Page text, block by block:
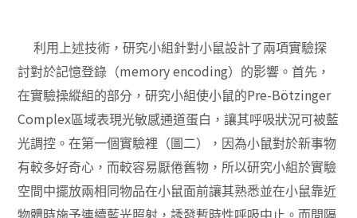
利用上述技術，研究小組針對小鼠設計了兩項實驗探
討對於記憶登錄（memory encoding）的影響。首先，
在實驗操縱組的部分，研究小組使小鼠的Pre-Bötzinger
Complex 區域表現光敏感通道蛋白，讓其呼吸狀況可被藍
光調控。在第一個實驗裡（圖二），因為小鼠對於新事物
有較多好奇心，而較容易厭倦舊物，所以研究小組於實驗
空間中擺放兩相同物品在小鼠面前讓其熟悉並在小鼠靠近
物體時施予連續藍光照射，誘發暫時性呼吸中止。而間隔